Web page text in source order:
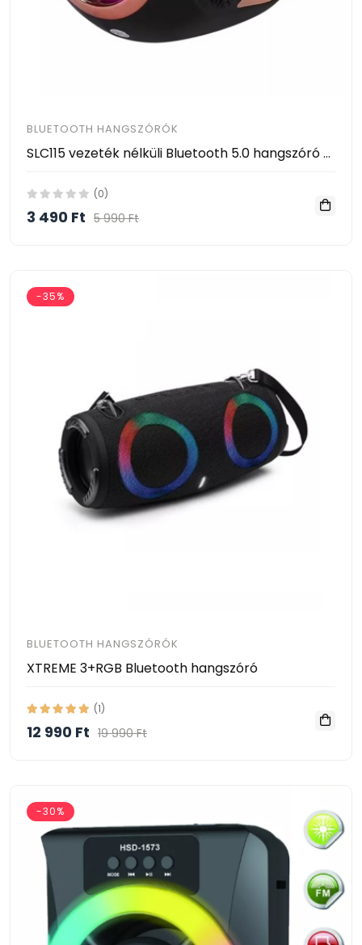
BLUETOOTH HANGSZÓRÓK
SLC115 vezeték nélküli Bluetooth 5.0 hangszóró mélynyomóval
(0)
3 490 Ft 5 990 Ft
-35%
BLUETOOTH HANGSZÓRÓK
XTREME 3+RGB Bluetooth hangszóró
(1)
12 990 Ft 19 990 Ft
-30%